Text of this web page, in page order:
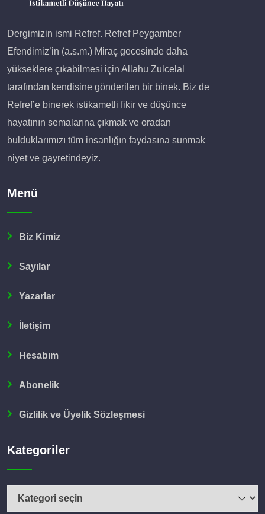
Dergimizin ismi Refref. Refref Peygamber
Efendimiz’in (a.s.m.) Miraç gecesinde daha
yükseklere çıkabilmesi için Allahu Zulcelal
tarafından kendisine gönderilen bir binek. Biz de
Refref’e binerek istikametli fikir ve düşünce
hayatının semalarına çıkmak ve oradan
bulduklarımızı tüm insanlığın faydasına sunmak
niyet ve gayretindeyiz.
Menü
Biz Kimiz
Sayılar
Yazarlar
İletişim
Hesabım
Abonelik
Gizlilik ve Üyelik Sözleşmesi
Kategoriler